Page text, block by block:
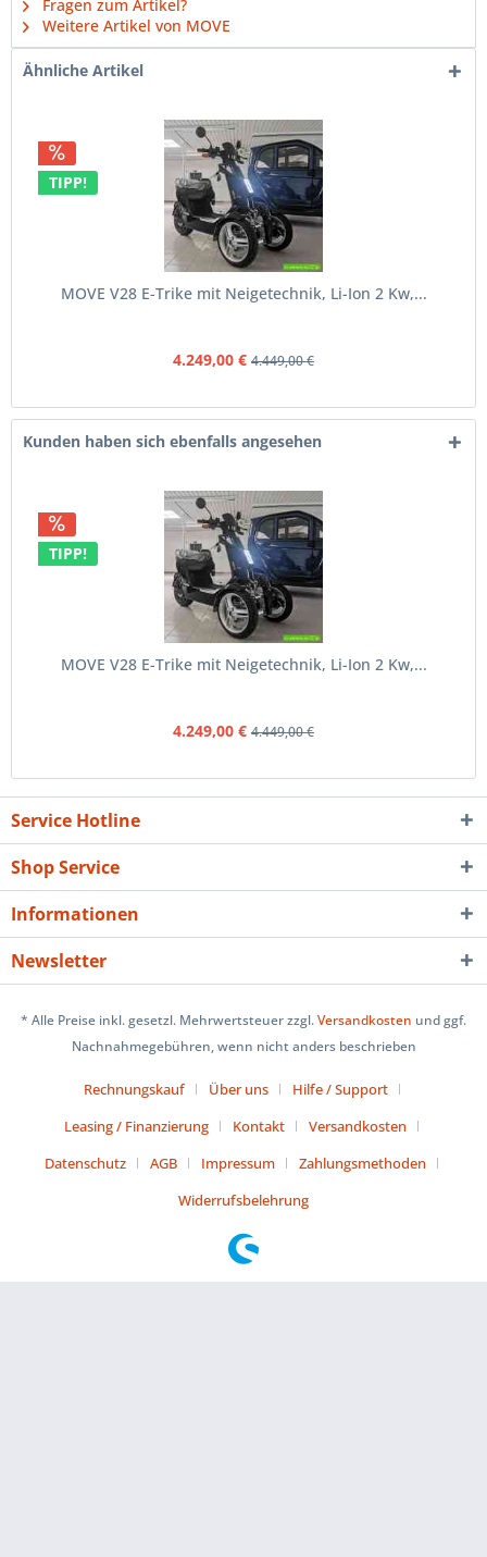
Fragen zum Artikel?
Weitere Artikel von MOVE
Ähnliche Artikel
TIPP!
MOVE V28 E-Trike mit Neigetechnik, Li-Ion 2 Kw,...
4.249,00 € 4.449,00 €
Kunden haben sich ebenfalls angesehen
TIPP!
MOVE V28 E-Trike mit Neigetechnik, Li-Ion 2 Kw,...
4.249,00 € 4.449,00 €
Service Hotline
Shop Service
Informationen
Newsletter
* Alle Preise inkl. gesetzl. Mehrwertsteuer zzgl.Versandkosten und ggf.
Nachnahmegebühren, wenn nicht anders beschrieben
Rechnungskauf Über uns
Hilfe / Support
Leasing / Finanzierung
Kontakt
Versandkosten
Datenschutz
AGB Impressum
Zahlungsmethoden
Widerrufsbelehrung